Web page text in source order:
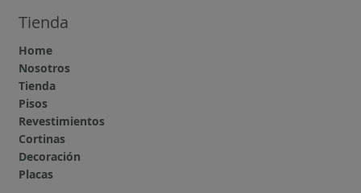
Tienda
Home
Nosotros
Tienda
Pisos
Revestimientos
Cortinas
Decoración
Placas